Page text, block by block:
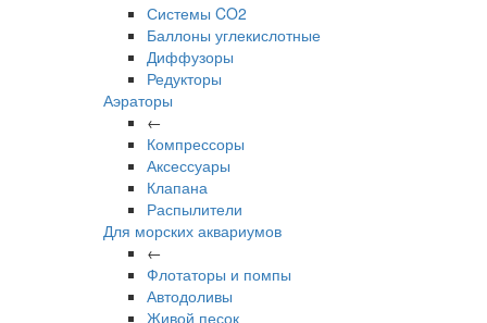
Системы CO2
Баллоны углекислотные
Диффузоры
Редукторы
Аэраторы
←
Компрессоры
Аксессуары
Клапана
Распылители
Для морских аквариумов
←
Флотаторы и помпы
Автодоливы
Живой песок